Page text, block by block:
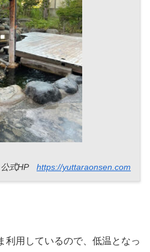
公式HP https://yuttaraonsen.com
利用しているので、低温となっ